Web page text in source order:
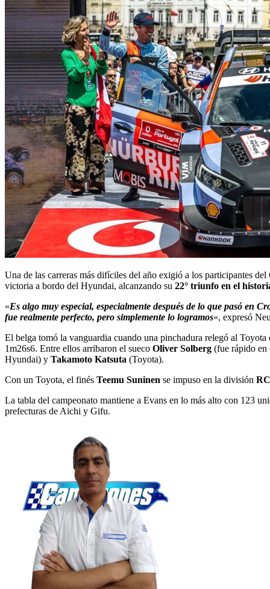
Una de las carreras más difíciles del año exigió a los participantes del
victoria a bordo del Hyundai, alcanzando su 22° triunfo en el
«Es algo muy especial, especialmente después de lo que pasó
fue realmente perfecto, pero simplemente lo logramos«, expresó
El belga tomó la vanguardia cuando una pinchadura relegó al Toyota
1m26s6. Entre ellos arribaron el sueco Oliver Solberg (fue rápido en
Hyundai) y Takamoto Katsuta (Toyota).
Con un Toyota, el finés Teemu Suninen se impuso en la división
La tabla del campeonato mantiene a Evans en lo más alto con 123
prefecturas de Aichi y Gifu.